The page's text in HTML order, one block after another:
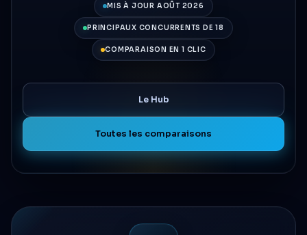
MIS À JOUR AOÛT 2026
PRINCIPAUX CONCURRENTS DE 18
COMPARAISON EN 1 CLIC
Le Hub
Toutes les comparaisons